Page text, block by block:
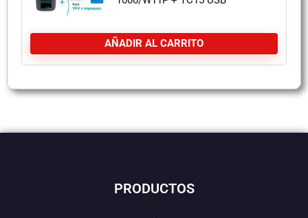
AÑADIR AL CARRITO
PRODUCTOS